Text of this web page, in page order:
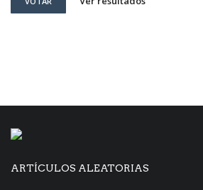
ARTÍCULOS ALEATORIAS